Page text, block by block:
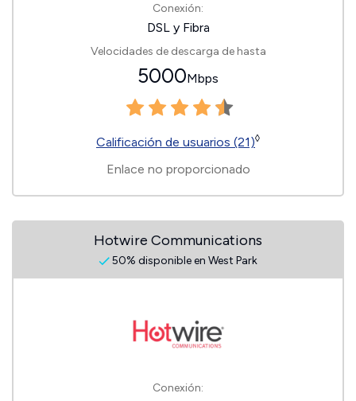
Conexión:
DSL y Fibra
Velocidades de descarga de hasta
5000Mbps
Calificación de usuarios (21)◊
Enlace no proporcionado
Hotwire Communications
50% disponible en West Park
Conexión: